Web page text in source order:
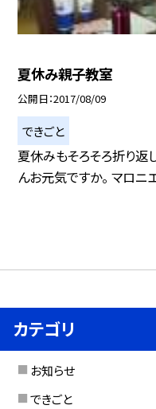
夏休み親子教室
公開日 2017/08/09
できごと
夏休みもそろそろ折り返
んお元気ですか。 マロニ
カテゴリ
お知らせ
できごと